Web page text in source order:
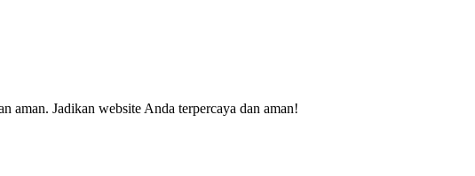
aman. Jadikan website Anda terpercaya dan aman!